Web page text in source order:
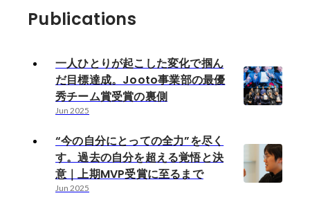
Publications
一人ひとりが起こした変化で掴ん
だ目標達成。Jooto事業部の最優
秀チーム賞受賞の裏側
Jun 2025
“今の自分にとっての全力”を尽く
す。過去の自分を超える覚悟と決
意｜上期MVP受賞に至るまで
Jun 2025